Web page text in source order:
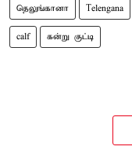
தெலுங்கானா Telengana
calf கன்று குட்டி